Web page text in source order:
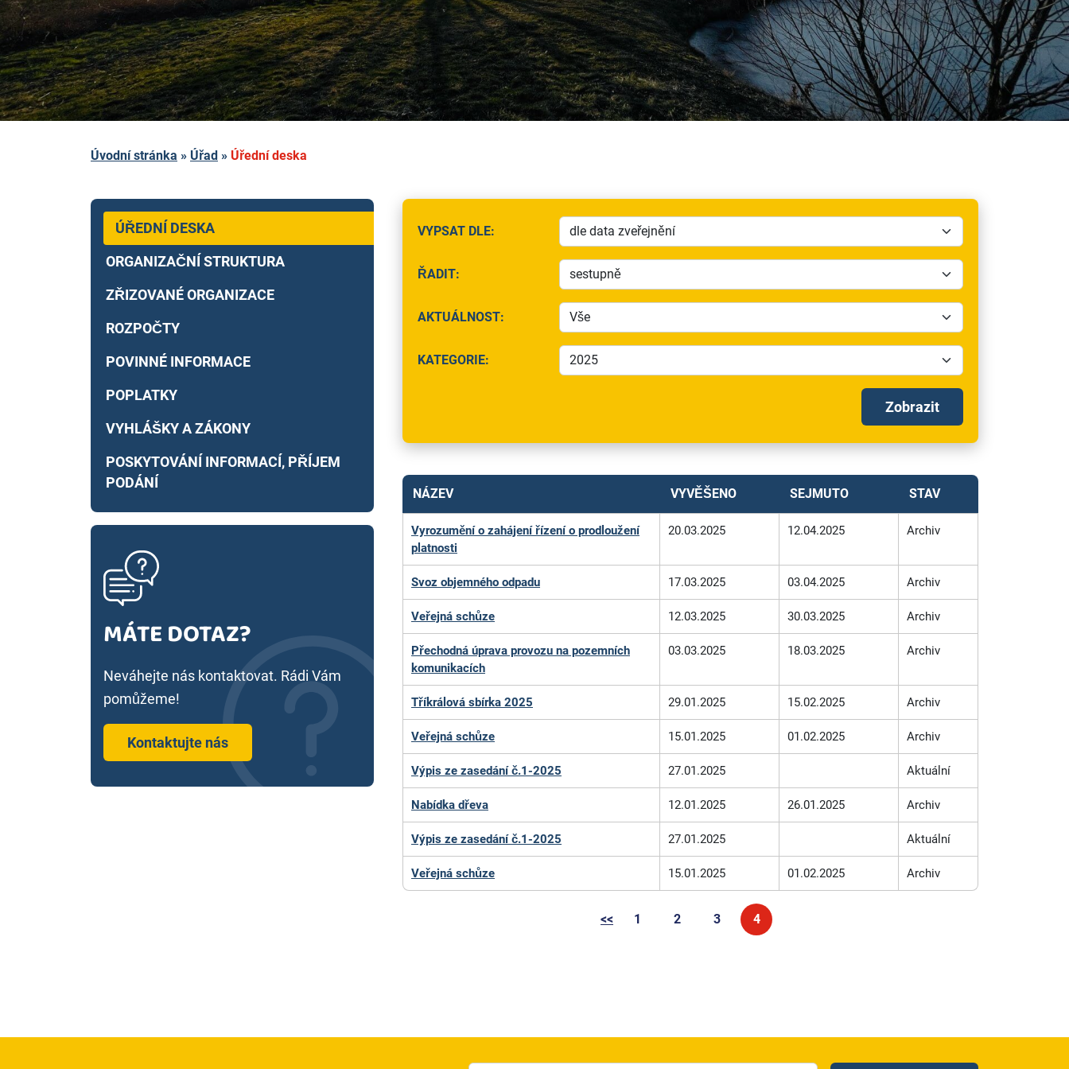
Úvodní stránka » Úřad » Úřední deska
ÚŘEDNÍ DESKA
ORGANIZAČNÍ STRUKTURA
ZŘIZOVANÉ ORGANIZACE
ROZPOČTY
POVINNÉ INFORMACE
POPLATKY
VYHLÁŠKY A ZÁKONY
POSKYTOVÁNÍ INFORMACÍ, PŘÍJEM
PODÁNÍ
MÁTE DOTAZ?
Neváhejte nás kontaktovat. Rádi Vám
pomůžeme!
Kontaktujte nás
VYPSAT DLE:
(VYBERTE, PODLE ČEHO SE BUDOU VÝSLEDKY ŘADIT)
ŘADIT:
(ZVOLTE SMĚR ŘAZENÍ VÝSLEDKŮ)
AKTUÁLNOST:
(VYBERTE, ZDA ZOBRAZIT AKTUÁLNÍ NEBO ARCHIVNÍ VÝSLEDKY)
KATEGORIE:
(UPŘESNĚTE KATEGORII)
Zobrazit
NÁZEV VYVĚŠENO SEJMUTO STAV
Vyrozumění o zahájení řízení o prodloužení
platnosti
20.03.2025 12.04.2025 Archiv
Svoz objemného odpadu 17.03.2025 03.04.2025 Archiv
Veřejná schůze 12.03.2025 30.03.2025 Archiv
Přechodná úprava provozu na pozemních
komunikacích
03.03.2025 18.03.2025 Archiv
Tříkrálová sbírka 2025 29.01.2025 15.02.2025 Archiv
Veřejná schůze 15.01.2025 01.02.2025 Archiv
Výpis ze zasedání č.1-2025 27.01.2025 Aktuální
Nabídka dřeva 12.01.2025 26.01.2025 Archiv
Výpis ze zasedání č.1-2025 27.01.2025 Aktuální
Veřejná schůze 15.01.2025 01.02.2025 Archiv
<< 1 2 3 4